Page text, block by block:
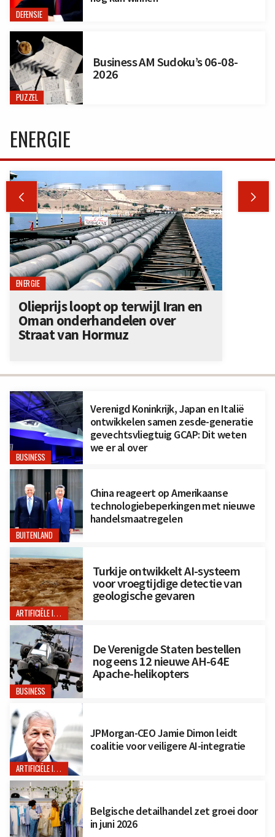
DEFENSIE
PUZZEL
Business AM Sudoku’s 06-08-
2026
BUSINESS
Verenigd Koninkrijk, Japan en Italië
ontwikkelen samen zesde-generatie
gevechtsvliegtuig GCAP: Dit weten
we er al over
BUITENLAND
China reageert op Amerikaanse
technologiebeperkingen met nieuwe
handelsmaatregelen
ARTIFICIËLE INTELLIGENTIE
Turkije ontwikkelt AI-systeem
voor vroegtijdige detectie van
geologische gevaren
BUSINESS
De Verenigde Staten bestellen
nog eens 12 nieuwe AH-64E
Apache-helikopters
ARTIFICIËLE INTELLIGENTIE
JPMorgan-CEO Jamie Dimon leidt
coalitie voor veiligere AI-integratie
Belgische detailhandel zet groei door
in juni 2026
ENERGIE
 
ENERGIE
Olieprijs loopt op terwijl Iran en
Oman onderhandelen over
Straat van Hormuz